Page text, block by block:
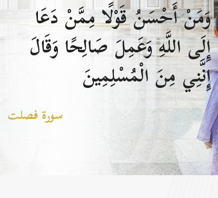
وَمَنْ أَحْسَنُ قَوْلًا مِمَّنْ دَعَا
إِلَى اللَّهِ وَعَمِلَ صَالِحًا وَقَالَ
إِنَّنِي مِنَ الْمُسْلِمِينَ
سورة فصلت